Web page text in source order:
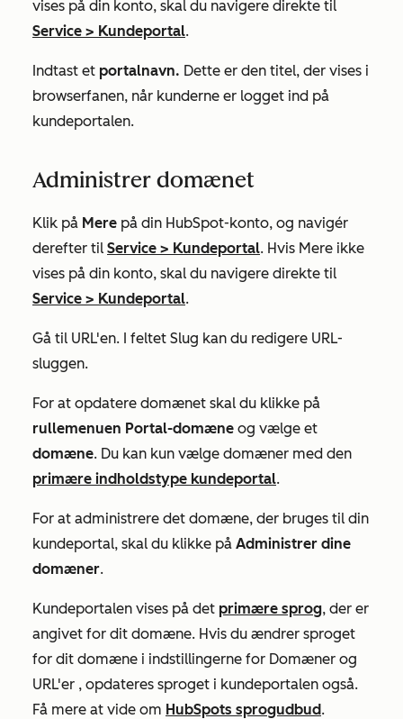
vises på din konto, skal du navigere direkte til
Service > Kundeportal.
Indtast et portalnavn. Dette er den titel, der vises i
browserfanen, når kunderne er logget ind på
kundeportalen.
Administrer domænet
Klik på Mere på din HubSpot-konto, og navigér
derefter til Service > Kundeportal. Hvis Mere ikke
vises på din konto, skal du navigere direkte til
Service > Kundeportal.
Gå til URL'en. I feltet Slug kan du redigere URL-
sluggen.
For at opdatere domænet skal du klikke på
rullemenuen Portal-domæne og vælge et
domæne. Du kan kun vælge domæner med den
primære indholdstype kundeportal.
For at administrere det domæne, der bruges til din
kundeportal, skal du klikke på Administrer dine
domæner.
Kundeportalen vises på det primære sprog, der er
angivet for dit domæne. Hvis du ændrer sproget
for dit domæne i indstillingerne for Domæner og
URL'er , opdateres sproget i kundeportalen også.
Få mere at vide om HubSpots sprogudbud.